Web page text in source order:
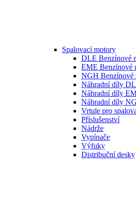
Spalovací motory
DLE Benzínové
EME Benzínové
NGH Benzínové
Náhradní díly
Náhradní díly
Náhradní díly
Vrtule pro
Příslušenství
Nádrže
Vypínače
Výfuky
Distribuční desky